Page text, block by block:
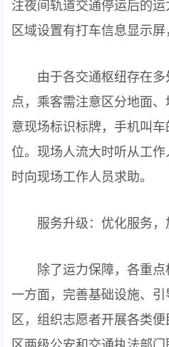
注夜间轨道交通停运后的
区域设置有打车信息显示屏
由于各交通枢纽存在多
点，乘客需注意区分地面
意现场标识标牌，手机叫
位。现场人流大时听从工
时向现场工作人员求助。
服务升级：优化服务，
除了运力保障，各重点
一方面，完善基础设施、
区，组织志愿者开展各类便